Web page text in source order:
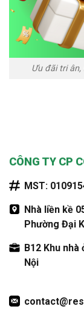
Ưu đãi tri
CÔNG TY CP
MST:
Nhà liền kề
Phường Đại
B12 Khu
Nội